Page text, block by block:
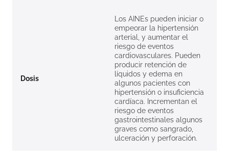
Dosis
Los AINEs pueden iniciar o
empeorar la hipertensión
arterial, y aumentar el
riesgo de eventos
cardiovasculares. Pueden
producir retención de
líquidos y edema en
algunos pacientes con
hipertensión o insuficiencia
cardíaca. Incrementan el
riesgo de eventos
gastrointestinales algunos
graves como sangrado,
ulceración y perforación.